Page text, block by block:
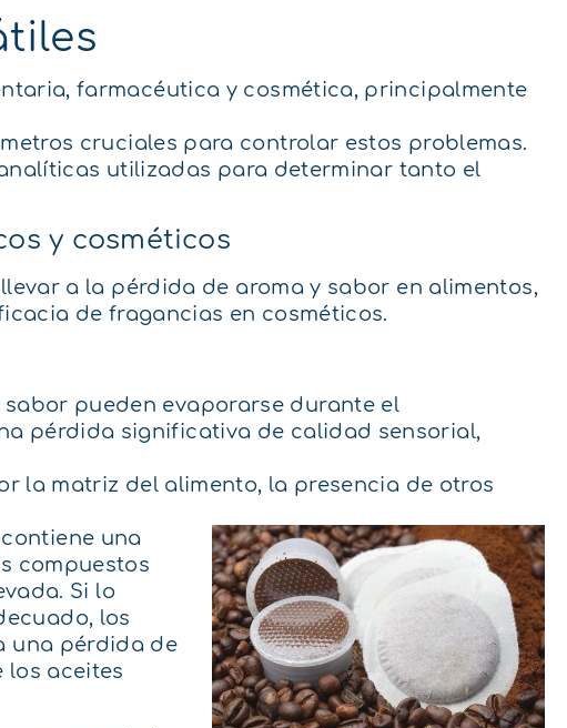
farmacéutica y cosmética, principalmente
cruciales para controlar estos problemas.
utilizadas para determinar tanto el
y cosméticos
a la pérdida de aroma y sabor en alimentos,
de fragancias en cosméticos.
pueden evaporarse durante el
pérdida significativa de calidad sensorial,
la matriz del alimento, la presencia de otros
una
compuestos
Si lo
los
una pérdida de
los aceites